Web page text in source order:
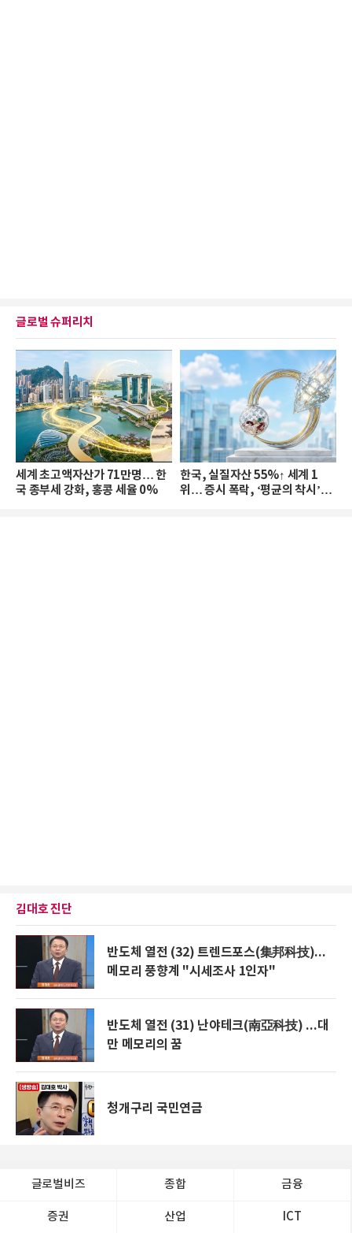
글로벌 슈퍼리치
세계 초고액자산가 71만명… 한
국 종부세 강화, 홍콩 세율 0%
한국, 실질자산 55%↑ 세계 1
위… 증시 폭락, ‘평균의 착시’와
김대호 진단
반도체 열전 (32) 트렌드포스(集邦科技)...
메모리 풍향계 "시세조사 1인자"
반도체 열전 (31) 난야테크(南亞科技) ...대
만 메모리의 꿈
청개구리 국민연금
글로벌비즈 종합 금융
증권 산업 ICT